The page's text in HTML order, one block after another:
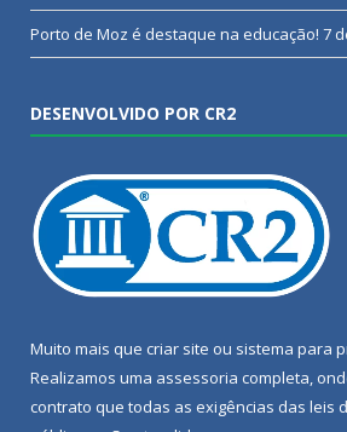
Porto de Moz é destaque na educação! 7
DESENVOLVIDO POR CR2
Muito mais que criar site ou sistema para
Realizamos uma assessoria completa,
contrato que todas as exigências das leis